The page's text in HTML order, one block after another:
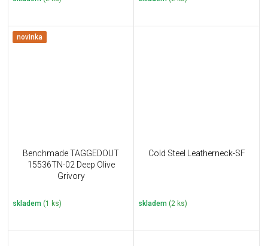
novinka
Benchmade TAGGEDOUT
15536TN-02 Deep Olive
Grivory
skladem (1 ks)
Cold Steel Leatherneck-SF
skladem (2 ks)